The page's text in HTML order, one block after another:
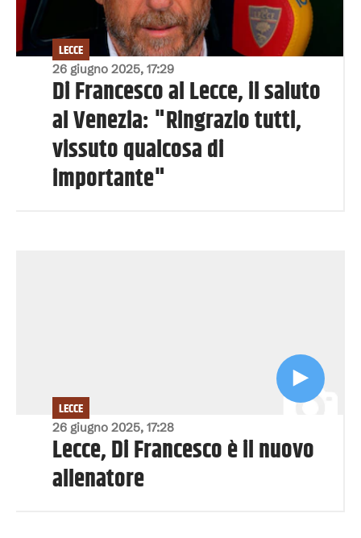
26 giugno 2025, 17:29
LECCE
Di Francesco al Lecce, il saluto
al Venezia: "Ringrazio tutti,
vissuto qualcosa di
importante"
26 giugno 2025, 17:28
LECCE
Lecce, Di Francesco è il nuovo
allenatore